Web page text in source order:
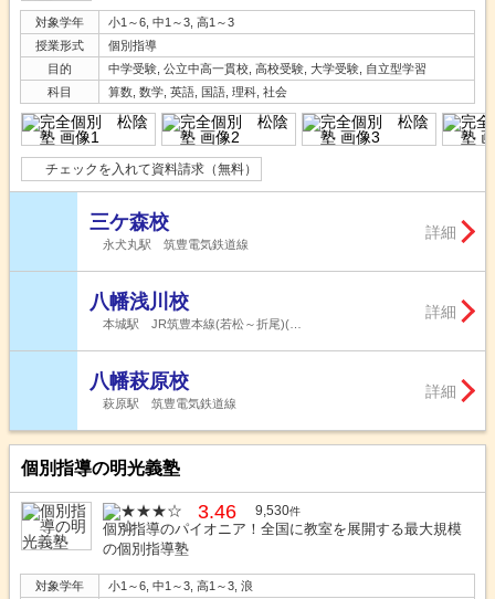
対象学年
小1～6, 中1～3, 高1～3
授業形式
個別指導
目的
中学受験, 公立中高一貫校, 高校受験, 大学受験, 自立型学習
科目
算数, 数学, 英語, 国語, 理科, 社会
チェックを入れて資料請求（無料）
三ケ森校
永犬丸駅 筑豊電気鉄道線
詳細
八幡浅川校
本城駅 JR筑豊本線(若松～折尾)(…
詳細
八幡萩原校
萩原駅 筑豊電気鉄道線
詳細
個別指導の明光義塾
3.46 9,530件
個別指導のパイオニア！全国に教室を展開する最大規模
の個別指導塾
対象学年 小1～6, 中1～3, 高1～3, 浪